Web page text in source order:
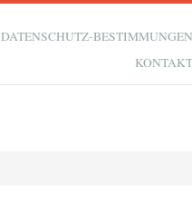
DATENSCHUTZ-